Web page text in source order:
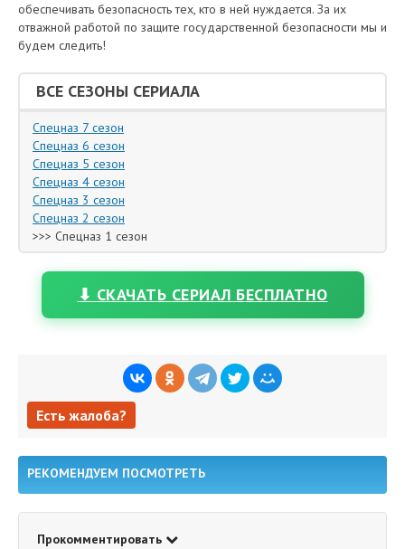
обеспечивать безопасность тех, кто в ней нуждается. За их
отважной работой по защите государственной безопасности мы и
будем следить!
ВСЕ СЕЗОНЫ СЕРИАЛА
Спецназ 7 сезон
Спецназ 6 сезон
Спецназ 5 сезон
Спецназ 4 сезон
Спецназ 3 сезон
Спецназ 2 сезон
>>> Спецназ 1 сезон
⬇ СКАЧАТЬ СЕРИАЛ БЕСПЛАТНО
Есть жалоба?
РЕКОМЕНДУЕМ ПОСМОТРЕТЬ
Прокомментировать